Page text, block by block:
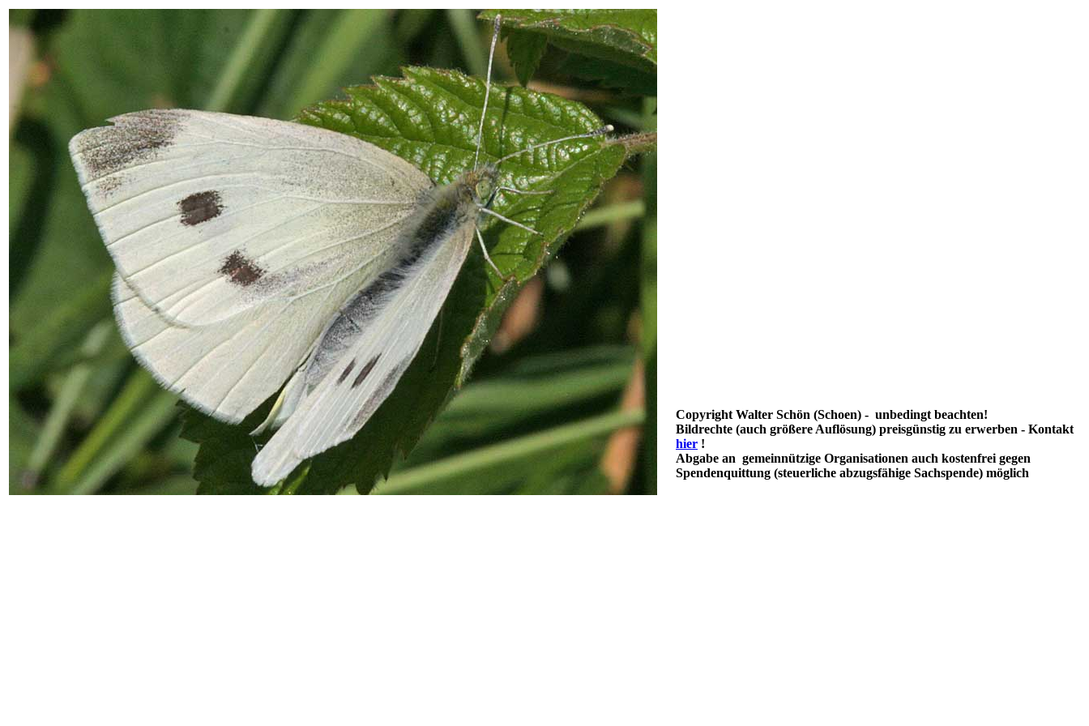
Copyright Walter Schön (Schoen) - unbedingt beachten!
Bildrechte (auch größere Auflösung) preisgünstig zu erwerben - Kontakt
hier !
Abgabe an gemeinnützige Organisationen auch kostenfrei gegen
Spendenquittung (steuerliche abzugsfähige Sachspende) möglich